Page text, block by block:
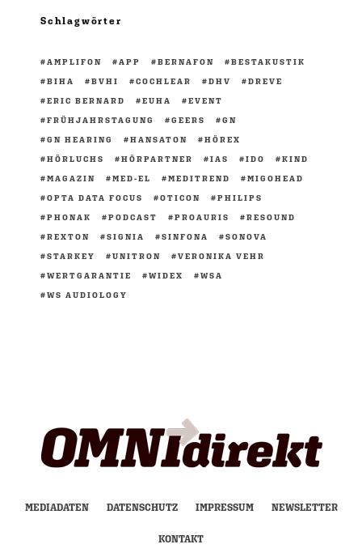
Schlagwörter
AMPLIFON APP BERNAFON
BESTAKUSTIK
BIHA
BVHI COCHLEAR DHV
DREVE
ERIC BERNARD
EUHA
EVENT
FRÜHJAHRSTAGUNG
GEERS
GN
GN HEARING
HANSATON
HÖREX
HÖRLUCHS
HÖRPARTNER IAS IDO
KIND
MAGAZIN
MED-EL MEDITREND
MIGOHEAD
OPTA DATA FOCUS
OTICON
PHILIPS
PHONAK
PODCAST PROAURIS
RESOUND
REXTON
SIGNIA SINFONA
SONOVA
STARKEY
UNITRON
VERONIKA VEHR
WERTGARANTIE
WIDEX
WSA
WS AUDIOLOGY
MEDIADATEN DATENSCHUTZ IMPRESSUM NEWSLETTER
KONTAKT